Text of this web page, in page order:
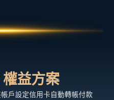
益方案
戶設定信用卡自動轉帳付款